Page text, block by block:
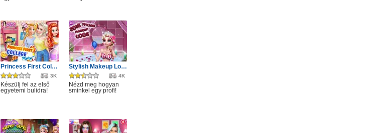
Princess First College Party
3K
Készülj fel az első
egyetemi bulidra!
Stylish Makeup Look
4K
Nézd meg hogyan
sminkel egy profi!